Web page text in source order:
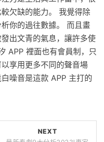
欠缺的能力。 我覺得除
你的過往數據。 而且畫
出文青的氣息，讓許多使
APP 裡面也有會員制，只
享用更多不同的聲音場
噪音是這款 APP 主打的
NEXT